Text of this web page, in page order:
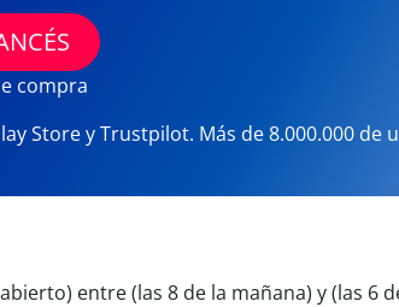
compra
Store y Trustpilot. Más de 8.000.000
entre (las 8 de la mañana) y (las 6